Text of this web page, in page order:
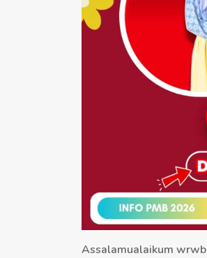
Assalamualaikum wrwb